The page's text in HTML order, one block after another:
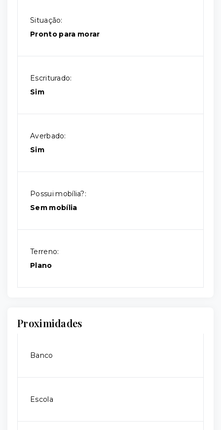
Situação:
Pronto para morar
Escriturado:
Sim
Averbado:
Sim
Possui mobília?:
Sem mobília
Terreno:
Plano
Proximidades
Banco
Escola